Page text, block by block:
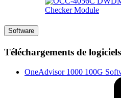
Software
Téléchargements de logiciels
OneAdvisor 1000 100G